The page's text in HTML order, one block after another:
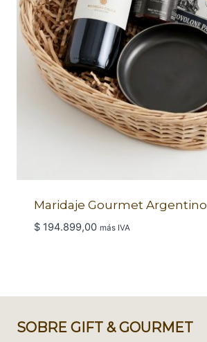
Maridaje Gourmet Argentino
$194.899,00 más IVA
SOBRE GIFT & GOURMET